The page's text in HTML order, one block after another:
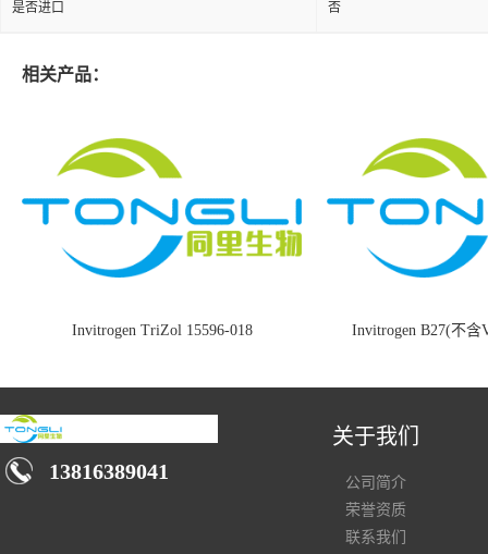
是否进口 否
相关产品：
Invitrogen TriZol 15596-018 Invitrogen B27(不含
13816389041
关于我们
公司简介
荣誉资质
联系我们